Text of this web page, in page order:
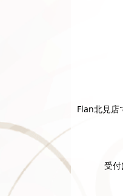
Flan北見店
受